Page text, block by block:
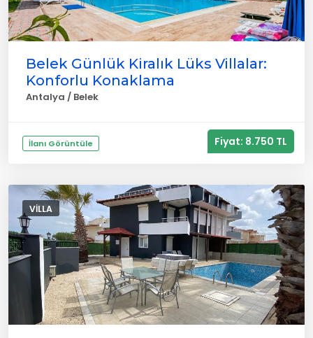
Belek Günlük Kiralık Lüks Villalar:
Konforlu Konaklama
Antalya / Belek
İlanı Görüntüle Fiyat: 8.750 TL
VILLA